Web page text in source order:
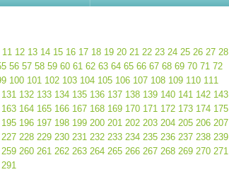
11 12 13 14 15 16 17 18 19 20 21 22 23 24 25 26 27 28
56 57 58 59 60 61 62 63 64 65 66 67 68 69 70 71 72
100 101 102 103 104 105 106 107 108 109 110 111
131 132 133 134 135 136 137 138 139 140 141 142 143
163 164 165 166 167 168 169 170 171 172 173 174 175
195 196 197 198 199 200 201 202 203 204 205 206 207
227 228 229 230 231 232 233 234 235 236 237 238 239
259 260 261 262 263 264 265 266 267 268 269 270 271
291